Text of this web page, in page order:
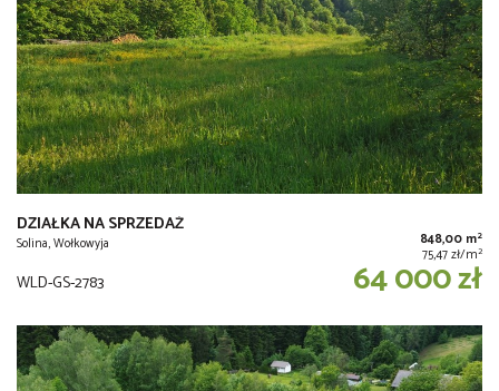
DZIAŁKA NA SPRZEDAŻ
Solina, Wołkowyja 848,00 m2
75,47 zł/m2
WLD-GS-2783 64 000 zł